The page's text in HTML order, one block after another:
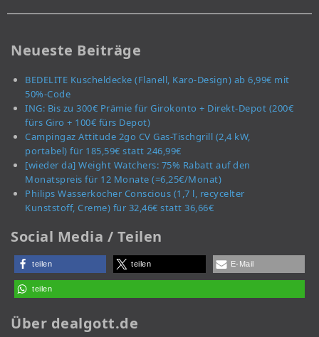
Neueste Beiträge
BEDELITE Kuscheldecke (Flanell, Karo-Design) ab 6,99€ mit
50%-Code
ING: Bis zu 300€ Prämie für Girokonto + Direkt-Depot (200€
fürs Giro + 100€ fürs Depot)
Campingaz Attitude 2go CV Gas-Tischgrill (2,4 kW,
portabel) für 185,59€ statt 246,99€
[wieder da] Weight Watchers: 75% Rabatt auf den
Monatspreis für 12 Monate (=6,25€/Monat)
Philips Wasserkocher Conscious (1,7 l, recycelter
Kunststoff, Creme) für 32,46€ statt 36,66€
Social Media / Teilen
teilen teilen E-Mail
teilen
Über dealgott.de